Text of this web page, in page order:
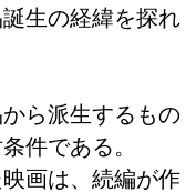
生の経緯を探れ
ら派生するもの
件である。
画は、続編が作